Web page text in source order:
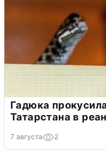
Гадюка
Татарстана в
7 августа 2